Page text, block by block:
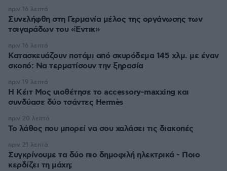
Συνελήφθη στη Γερμανία μέλος της οργάνωσης των
τσιγαράδων του «Έντικ»
πριν 16 λεπτά
Κατασκευάζουν ποτάμι από σκυρόδεμα 145 χλμ. με έναν
σκοπό: Να τερματίσουν την ξηρασία
πριν 16 λεπτά
Η Κέιτ Μος υιοθέτησε τo accessory-maxxing και
συνδύασε δύο τσάντες Hermès
πριν 19 λεπτά
Το λάθος που μπορεί να σου χαλάσει τις διακοπές
πριν 20 λεπτά
Συγκρίνουμε τα δύο πιο δημοφιλή ηλεκτρικά - Ποιο
κερδίζει τη μάχη;
πριν 21 λεπτά